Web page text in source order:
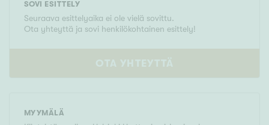
SOVI ESITTELY
Seuraava esittelyaika ei ole vielä sovittu.
Ota yhteyttä ja sovi henkilökohtainen esittely!
OTA YHTEYTTÄ
MYYMÄLÄ